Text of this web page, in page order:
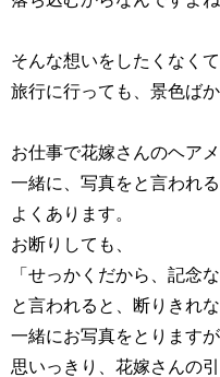
そんな想いをしたくなくて
旅行に行っても、景色ば
お仕事で花嫁さんのヘア
一緒に、写真をと言われ
よくあります。
お断りしても、
「せっかくだから、記念な
と言われると、断りきれ
一緒にお写真をとりますが
思いっきり、花嫁さんの